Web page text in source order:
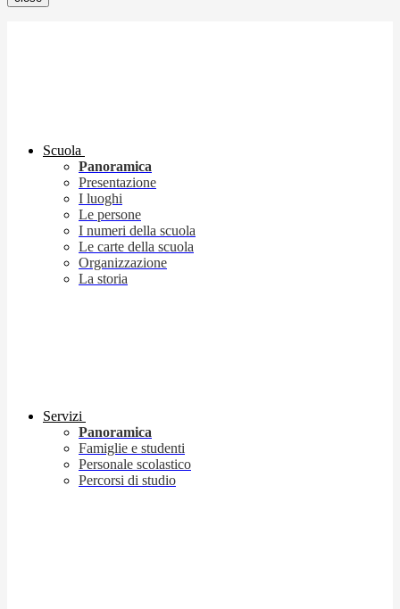
Scuola
Panoramica
Presentazione
I luoghi
Le persone
I numeri della scuola
Le carte della scuola
Organizzazione
La storia
Servizi
Panoramica
Famiglie e studenti
Personale scolastico
Percorsi di studio